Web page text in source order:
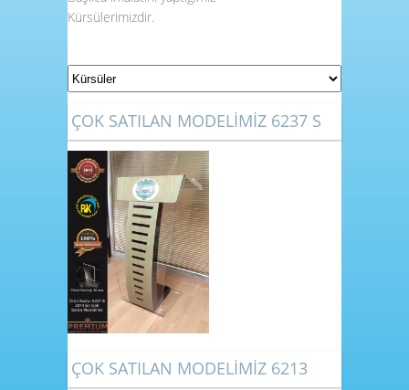
Kürsülerimizdir.
ÇOK SATILAN MODELİMİZ 6237 S
ÇOK SATILAN MODELİMİZ 6213